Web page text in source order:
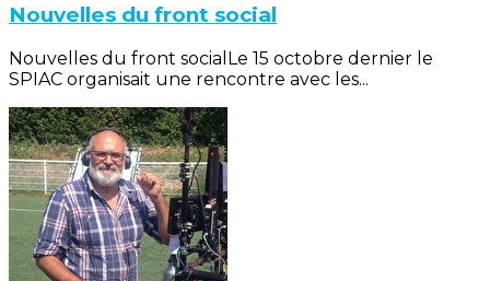
Nouvelles du front social
Nouvelles du front socialLe 15 octobre dernier le
SPIAC organisait une rencontre avec les...